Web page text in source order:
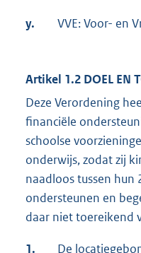
y. VVE: Voor- en
Artikel 1.2 DOEL EN
Deze Verordening
financiële
schoolse
onderwijs, zodat zij
naadloos tussen hun
ondersteunen en
daar niet toereikend
1. De